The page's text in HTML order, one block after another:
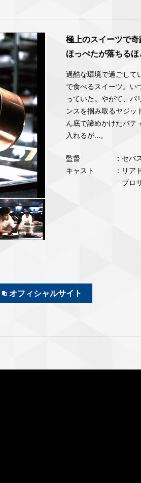
極上のスイーツで奇
ほっぺたが落ちる
過酷な環境で過ごして
で食べるスイーツ。い
っていた。やがて、パ
ンスを掴み取るヤジッ
ん底で諦めかけたパテ
入れるが...。
監督
：セバ
キャスト
：リア
ブロ
オフィシャルサイト